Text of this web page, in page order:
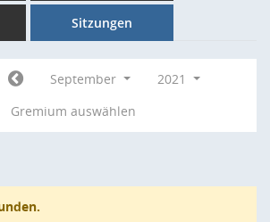
Sitzungen
September
2021
Gremium auswählen